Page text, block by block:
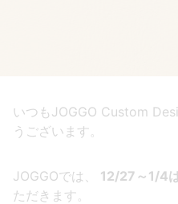
いつもJOGGO Custom
うございます。
JOGGOでは、 12/27～1/4
ただきます。